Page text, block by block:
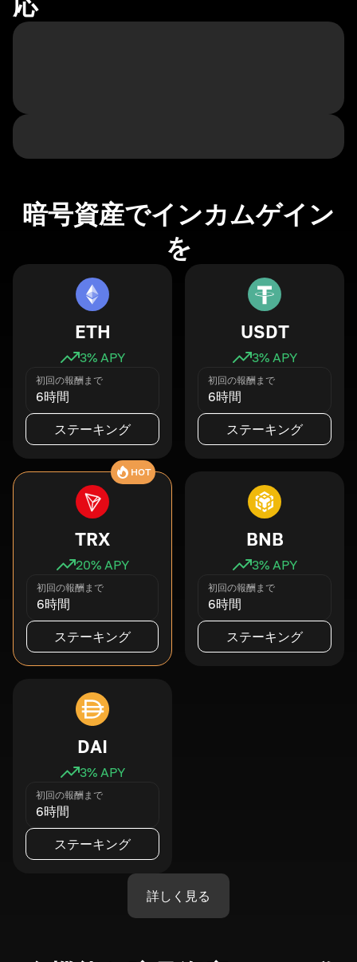
暗号資産でインカムゲイン
を
ETH
3% APY
初回の報酬まで
6時間
ステーキング
USDT
3% APY
初回の報酬まで
6時間
ステーキング
HOT
TRX
20% APY
初回の報酬まで
6時間
ステーキング
BNB
3% APY
初回の報酬まで
6時間
ステーキング
DAI
3% APY
初回の報酬まで
6時間
ステーキング
詳しく見る